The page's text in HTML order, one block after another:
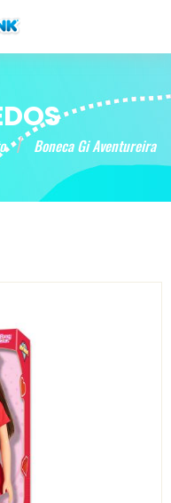
Boneca Gi Aventureira